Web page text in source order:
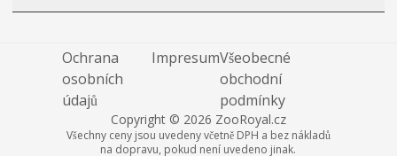
Ochrana
osobních
údajů
ImpresumVšeobecné
obchodní
podmínky
Copyright © 2026 ZooRoyal.cz
Všechny ceny jsou uvedeny včetně DPH a bez nákladů
na dopravu, pokud není uvedeno jinak.